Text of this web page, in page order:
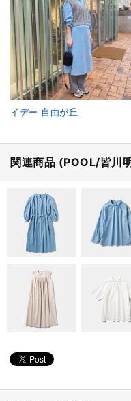
イデー 自由が丘
関連商品 (POOL/皆川